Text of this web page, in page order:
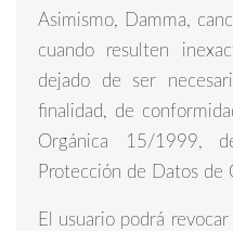
Asimismo, Damma,
cuando resulten
dejado de ser
finalidad, de
Orgánica 15/1999,
Protección de Datos de
El usuario podrá